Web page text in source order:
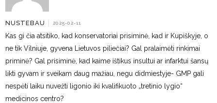
NUSTEBAU | 2025-02-11
Kas gi čia atsitiko, kad konservatoriai prisiminė, kad ir Kupiškyje, o
ne tik Vilniuje, gyvena Lietuvos piliečiai? Gal pralaimėti rinkimai
priminė? Gal prisiminė, kad kaime ištikus insultui ar infarktui šansų
likti gyvam ir sveikam daug mažiau, negu didmiestyje- GMP gali
nespėti laiku nuvežti ligonio iki kvalifikuoto „tretinio lygio“
medicinos centro?